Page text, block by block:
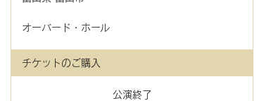
オーバード・ホール
チケットのご購入
公演終了